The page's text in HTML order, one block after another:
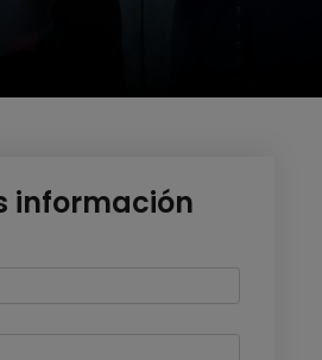
información